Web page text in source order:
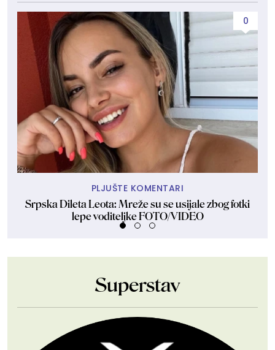
0
PLJUŠTE KOMENTARI
Srpska Dileta Leota: Mreže su se usijale zbog fotki
lepe voditeljke FOTO/VIDEO
Superstav